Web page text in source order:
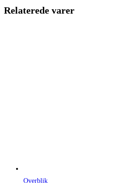
Relaterede varer
Overblik